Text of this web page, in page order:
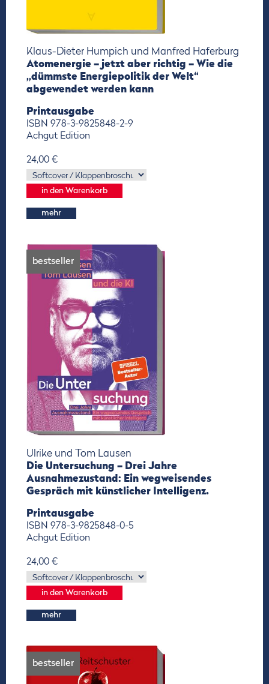
Klaus-Dieter Humpich und Manfred Haferburg
Atomenergie – jetzt aber richtig – Wie die
„dümmste Energiepolitik der Welt“
abgewendet werden kann
Printausgabe
ISBN 978-3-9825848-2-9
Achgut Edition
24,00 €
mehr
bestseller
Ulrike und Tom Lausen
Die Untersuchung – Drei Jahre
Ausnahmezustand: Ein wegweisendes
Gespräch mit künstlicher Intelligenz.
Printausgabe
ISBN 978-3-9825848-0-5
Achgut Edition
24,00 €
mehr
bestseller